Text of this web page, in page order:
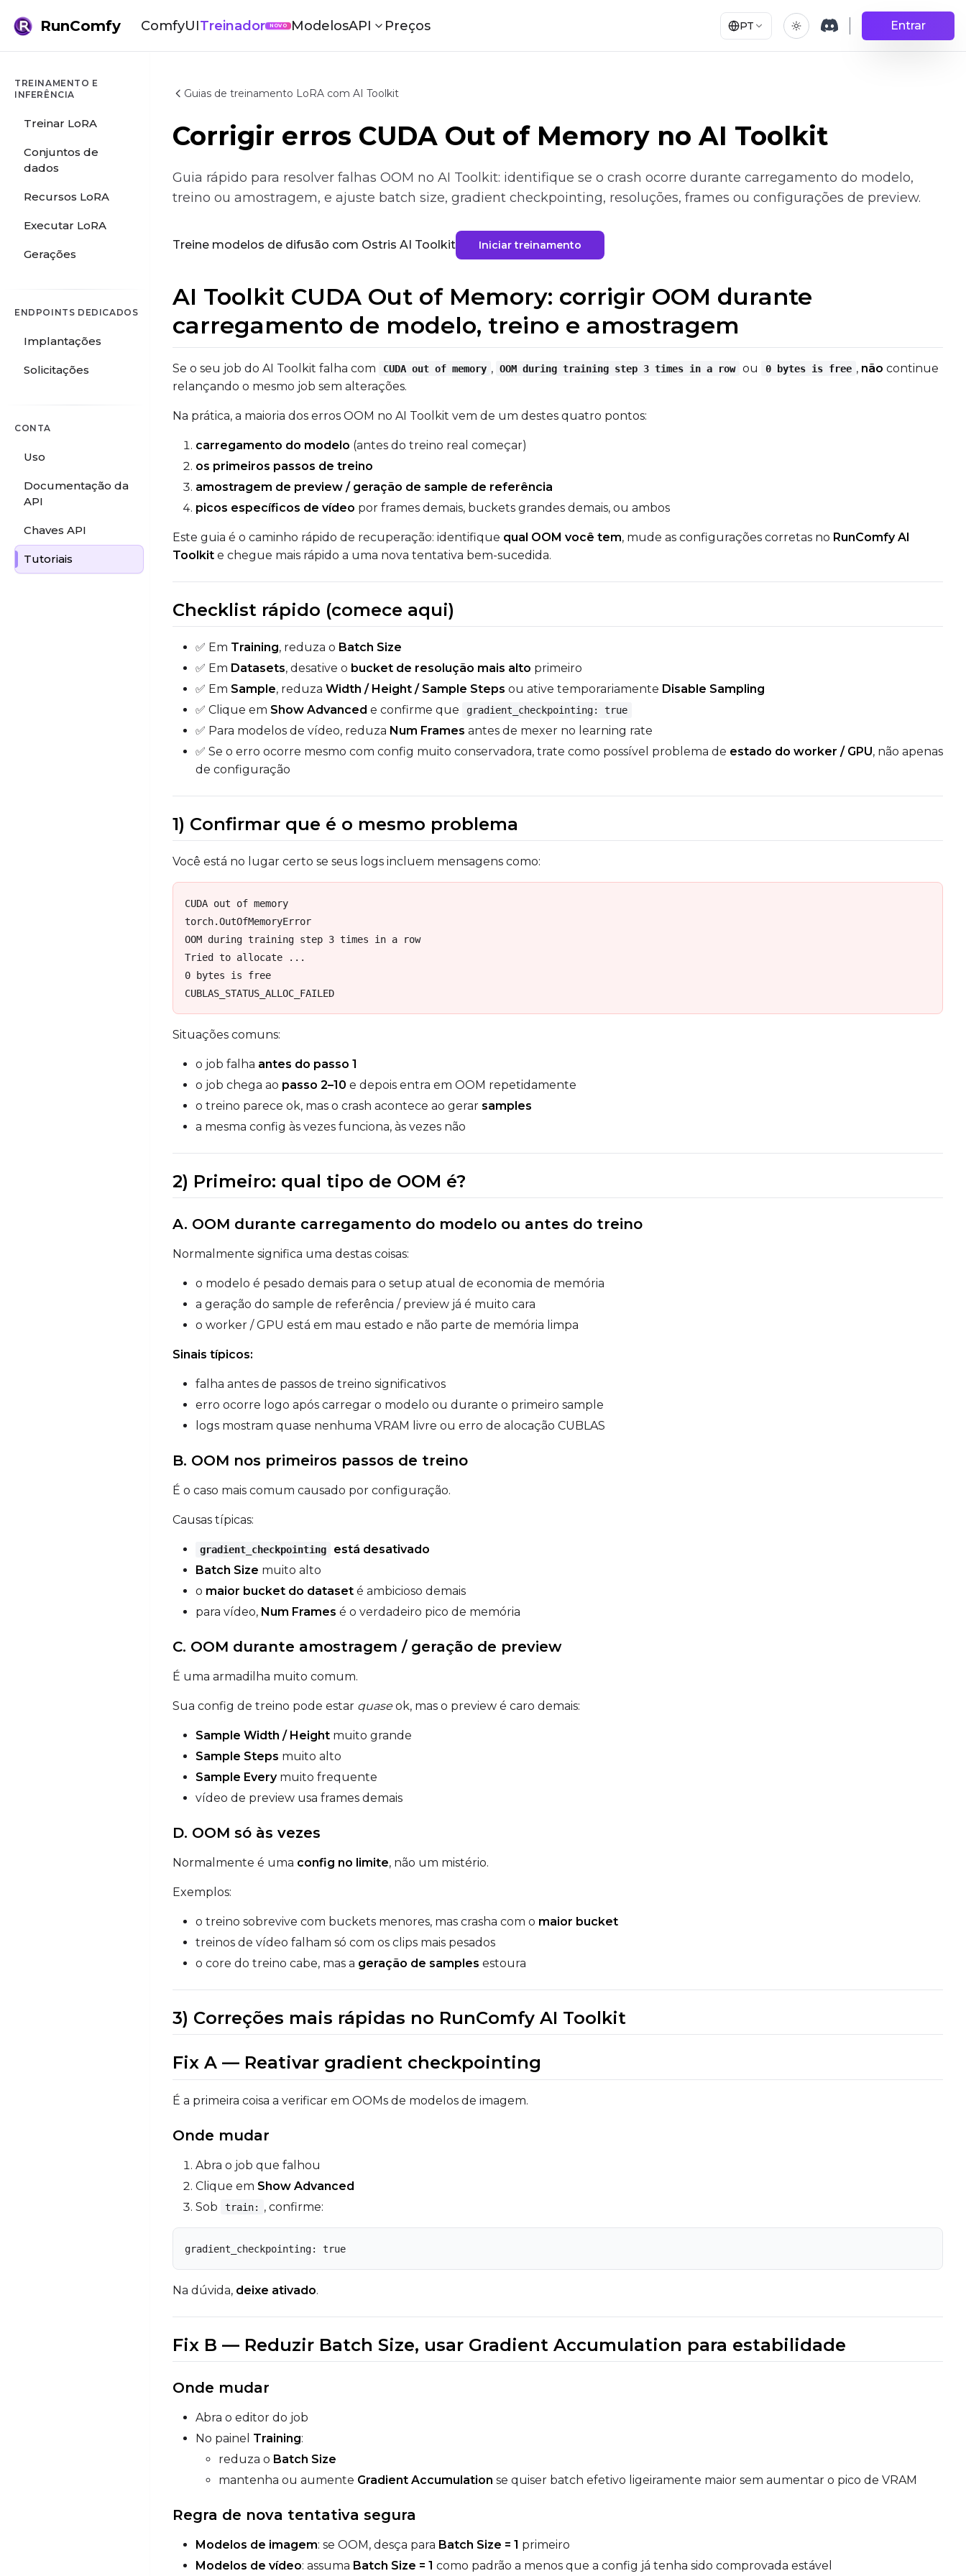
RunComfy ComfyUITreinador NOVO ModelosAPI Preços PT Entrar
TREINAMENTO E
INFERÊNCIA
Treinar LoRA
Conjuntos de
dados
Recursos LoRA
Executar LoRA
Gerações
ENDPOINTS DEDICADOS
Implantações
Solicitações
CONTA
Uso
Documentação da
API
Chaves API
Tutoriais
Guias de treinamento LoRA com AI Toolkit
Corrigir erros CUDA Out of Memory no AI Toolkit
Guia rápido para resolver falhas OOM no AI Toolkit: identifique se o crash ocorre durante carregamento do modelo,
treino ou amostragem, e ajuste batch size, gradient checkpointing, resoluções, frames ou configurações de preview.
Treine modelos de difusão com Ostris AI Toolkit Iniciar treinamento
AI Toolkit CUDA Out of Memory: corrigir OOM durante
carregamento de modelo, treino e amostragem
Se o seu job do AI Toolkit falha com CUDA out of memory , OOM during training step 3 times in a row ou 0 bytes is free , não continue
relançando o mesmo job sem alterações.
Na prática, a maioria dos erros OOM no AI Toolkit vem de um destes quatro pontos:
carregamento do modelo (antes do treino real começar)
os primeiros passos de treino
amostragem de preview / geração de sample de referência
picos específicos de vídeo por frames demais, buckets grandes demais, ou ambos
Este guia é o caminho rápido de recuperação: identifique qual OOM você tem, mude as configurações corretas no RunComfy AI
Toolkit e chegue mais rápido a uma nova tentativa bem-sucedida.
Checklist rápido (comece aqui)
✅ Em Training, reduza o Batch Size
✅ Em Datasets, desative o bucket de resolução mais alto primeiro
✅ Em Sample, reduza Width / Height / Sample Steps ou ative temporariamente Disable Sampling
✅ Clique em Show Advanced e confirme que gradient_checkpointing: true
✅ Para modelos de vídeo, reduza Num Frames antes de mexer no learning rate
✅ Se o erro ocorre mesmo com config muito conservadora, trate como possível problema de estado do worker / GPU, não apenas
de configuração
1) Confirmar que é o mesmo problema
Você está no lugar certo se seus logs incluem mensagens como:
CUDA out of memory
torch.OutOfMemoryError
OOM during training step 3 times in a row
Tried to allocate ...
0 bytes is free
CUBLAS_STATUS_ALLOC_FAILED
Situações comuns:
o job falha antes do passo 1
o job chega ao passo 2–10 e depois entra em OOM repetidamente
o treino parece ok, mas o crash acontece ao gerar samples
a mesma config às vezes funciona, às vezes não
2) Primeiro: qual tipo de OOM é?
A. OOM durante carregamento do modelo ou antes do treino
Normalmente significa uma destas coisas:
o modelo é pesado demais para o setup atual de economia de memória
a geração do sample de referência / preview já é muito cara
o worker / GPU está em mau estado e não parte de memória limpa
Sinais típicos:
falha antes de passos de treino significativos
erro ocorre logo após carregar o modelo ou durante o primeiro sample
logs mostram quase nenhuma VRAM livre ou erro de alocação CUBLAS
B. OOM nos primeiros passos de treino
É o caso mais comum causado por configuração.
Causas típicas:
gradient_checkpointing
está desativado
Batch Size muito alto
o maior bucket do dataset é ambicioso demais
para vídeo, Num Frames é o verdadeiro pico de memória
C. OOM durante amostragem / geração de preview
É uma armadilha muito comum.
Sua config de treino pode estar quaseok, mas o preview é caro demais:
Sample Width / Height muito grande
Sample Steps muito alto
Sample Everymuito frequente
vídeo de preview usa frames demais
D. OOM só às vezes
Normalmente é uma config no limite, não um mistério.
Exemplos:
o treino sobrevive com buckets menores, mas crasha com o maior bucket
treinos de vídeo falham só com os clips mais pesados
o core do treino cabe, mas a geração de samples estoura
3) Correções mais rápidas no RunComfy AI Toolkit
Fix A — Reativar gradient checkpointing
É a primeira coisa a verificar em OOMs de modelos de imagem.
Onde mudar
Abra o job que falhou
Clique em Show Advanced
Sob
train: , confirme:
gradient_checkpointing: true
Na dúvida, deixe ativado.
Fix B — Reduzir Batch Size, usar Gradient Accumulation para estabilidade
Onde mudar
Abra o editor do job
No painel Training:
reduza o Batch Size
mantenha ou aumente Gradient Accumulation se quiser batch efetivo ligeiramente maior sem aumentar o pico de VRAM
Regra de nova tentativa segura
Modelos de imagem: se OOM, desça para Batch Size = 1 primeiro
Modelos de vídeo: assuma Batch Size = 1 como padrão a menos que a config já tenha sido comprovada estável